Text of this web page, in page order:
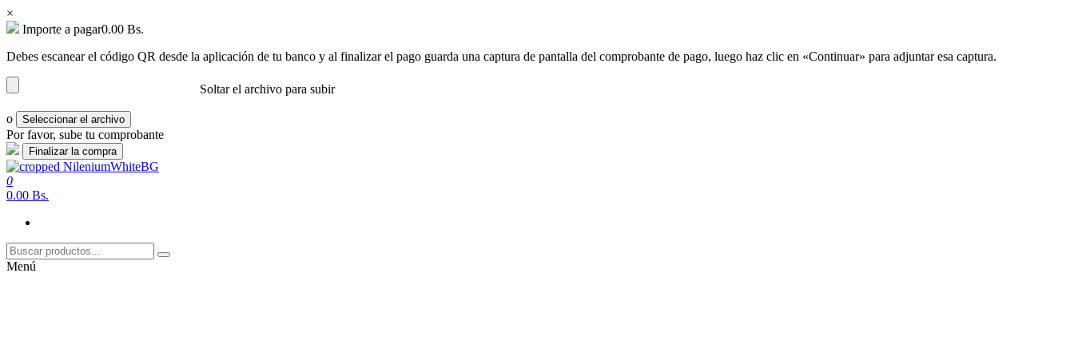
×
Importe a pagar0.00 Bs.
Debes escanear el código QR desde la aplicación de tu banco y al finalizar el pago guarda una captura de pantalla del comprobante de pago, luego haz clic en «Continuar» para adjuntar esa captura.
Soltar el archivo para subir
o Seleccionar el archivo
Por favor, sube tu comprobante
Saltar
al
contenido
nilenium.net
Soluciones
0
0.00 Bs.
Menú